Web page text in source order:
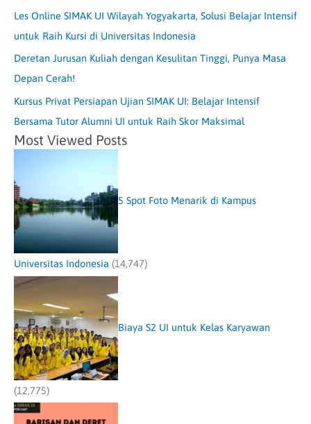
Les Online SIMAK UI Wilayah Yogyakarta, Solusi Belajar Intensif
untuk Raih Kursi di Universitas Indonesia
Deretan Jurusan Kuliah dengan Kesulitan Tinggi, Punya Masa
Depan Cerah!
Kursus Privat Persiapan Ujian SIMAK UI: Belajar Intensif
Bersama Tutor Alumni UI untuk Raih Skor Maksimal
Most Viewed Posts
5 Spot Foto Menarik di Kampus
Universitas Indonesia (14,747)
Biaya S2 UI untuk Kelas Karyawan
(12,775)